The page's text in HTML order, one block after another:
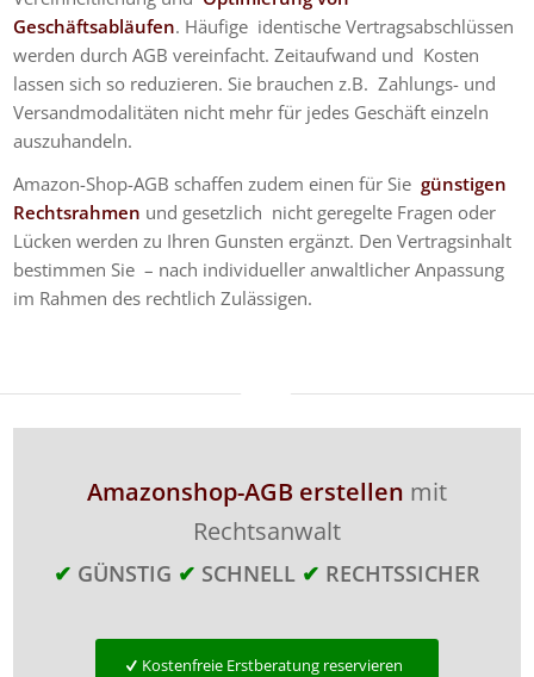
Geschäftsabläufen. Häufige identische Vertragsabschlüssen
werden durch AGB vereinfacht. Zeitaufwand und Kosten
lassen sich so reduzieren. Sie brauchen z.B. Zahlungs- und
Versandmodalitäten nicht mehr für jedes Geschäft einzeln
auszuhandeln.
Amazon-Shop-AGB schaffen zudem einen für Siegünstigen
Rechtsrahmen und gesetzlich nicht geregelte Fragen oder
Lücken werden zu Ihren Gunsten ergänzt. Den Vertragsinhalt
bestimmen Sie – nach individueller anwaltlicher Anpassung
im Rahmen des rechtlich Zulässigen.
Amazonshop-AGB erstellen mit
Rechtsanwalt
✔ GÜNSTIG ✔ SCHNELL ✔ RECHTSSICHER
Kostenfreie Erstberatung reservieren